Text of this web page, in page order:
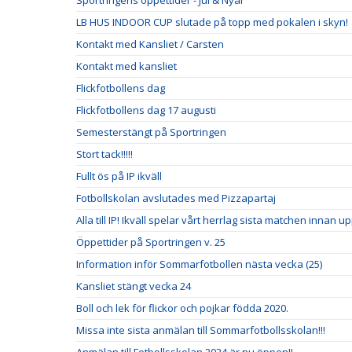
LB HUS INDOOR CUP slutade på topp med pokalen i skyn!
Kontakt med Kansliet / Carsten
Kontakt med kansliet
Flickfotbollens dag
Flickfotbollens dag 17 augusti
Semesterstängt på Sportringen
Stort tack!!!!!
Fullt ös på IP ikväll
Fotbollskolan avslutades med Pizzapartaj
Alla till IP! Ikväll spelar vårt herrlag sista matchen innan
Öppettider på Sportringen v. 25
Information inför Sommarfotbollen nästa vecka (25)
Kansliet stängt vecka 24
Boll och lek för flickor och pojkar födda 2020.
Missa inte sista anmälan till Sommarfotbollsskolan!!!